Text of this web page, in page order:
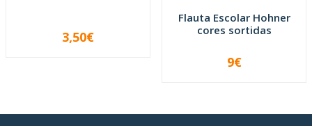
+
3,50€
Flauta Escolar Hohner
cores sortidas
+
9€